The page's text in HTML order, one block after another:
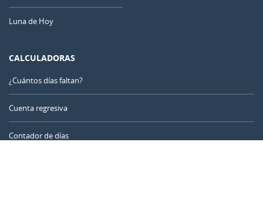
Luna de Hoy
CALCULADORAS
¿Cuántos días faltan?
Cuenta regresiva
Contador de días